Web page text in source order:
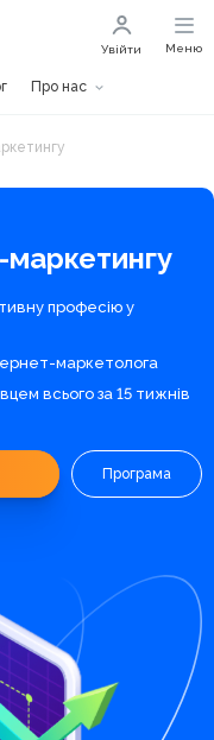
Про нас
Увійти Меню
маркетингу
професію у
маркетолога
всього за 15 тижнів
Програма